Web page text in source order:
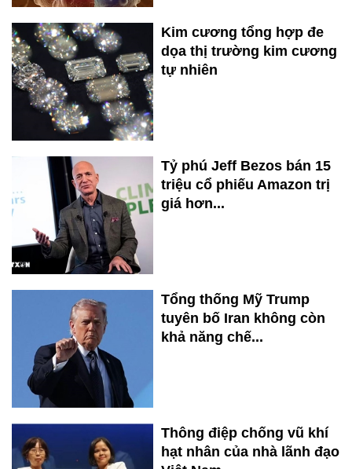
Kim cương tổng hợp đe
dọa thị trường kim cương
tự nhiên
Tỷ phú Jeff Bezos bán 15
triệu cổ phiếu Amazon trị
giá hơn...
Tổng thống Mỹ Trump
tuyên bố Iran không còn
khả năng chế...
Thông điệp chống vũ khí
hạt nhân của nhà lãnh đạo